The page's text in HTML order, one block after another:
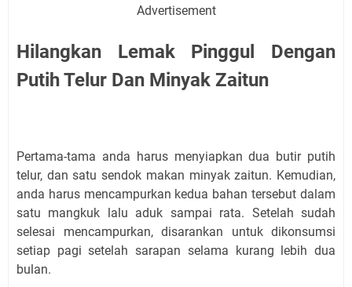
Advertisement
Hilangkan Lemak Pinggul Dengan
Putih Telur Dan Minyak Zaitun
Pertama-tama anda harus menyiapkan dua butir putih
telur, dan satu sendok makan minyak zaitun. Kemudian,
anda harus mencampurkan kedua bahan tersebut dalam
satu mangkuk lalu aduk sampai rata. Setelah sudah
selesai mencampurkan, disarankan untuk dikonsumsi
setiap pagi setelah sarapan selama kurang lebih dua
bulan.